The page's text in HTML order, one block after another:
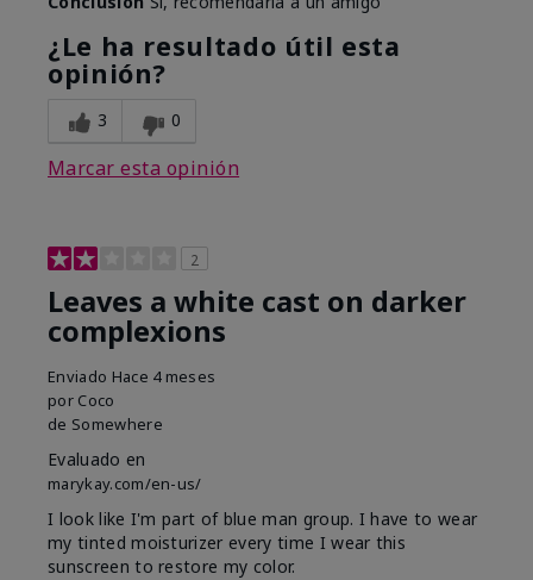
¿Le ha resultado útil esta
opinión?
3 0
Marcar esta opinión
2
Leaves a white cast on darker
complexions
Enviado Hace 4 meses
por Coco
de Somewhere
Evaluado en
marykay.com/en-us/
I look like I'm part of blue man group. I have to wear
my tinted moisturizer every time I wear this
sunscreen to restore my color.